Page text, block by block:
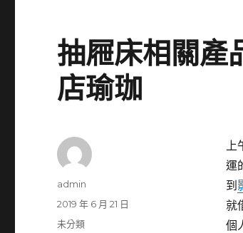
抽屜床相關產
店瑜珈
上
運
到
就
個
作
admin
發
佈
2019 年 6 月 21 日
分
未分類